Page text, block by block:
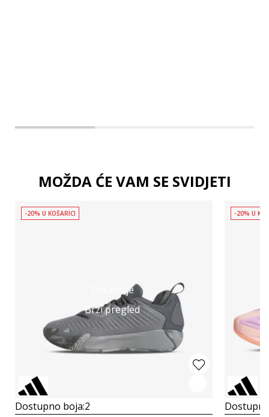
MOŽDA ĆE VAM SE SVIDJETI
Detaljnije
Brzi pregled
-20% U KOŠARICI
Dostupno boja:2
-20% U